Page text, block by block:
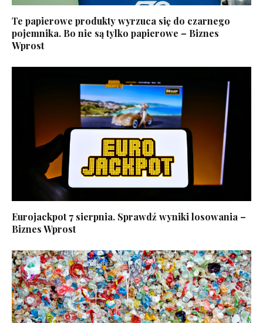
Te papierowe produkty wyrzuca się do czarnego
pojemnika. Bo nie są tylko papierowe – Biznes
Wprost
Eurojackpot 7 sierpnia. Sprawdź wyniki losowania –
Biznes Wprost